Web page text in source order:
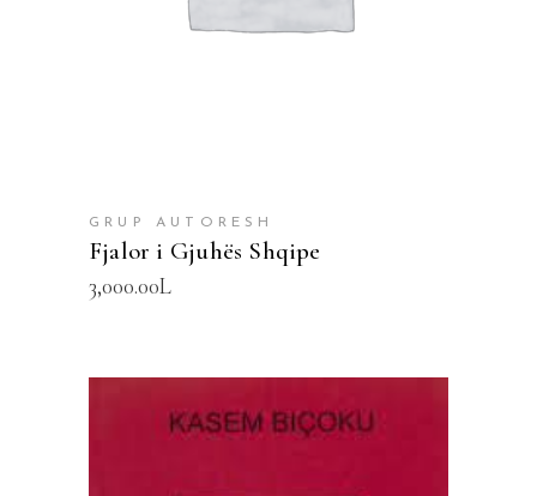
GRUP AUTORESH
Fjalor i Gjuhës Shqipe
3,000.00L